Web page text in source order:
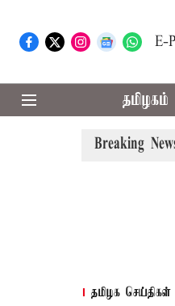
E-
தமிழகம்
Breaking
தொகுதி மறுவரையறை
தமிழக செய்திகள்